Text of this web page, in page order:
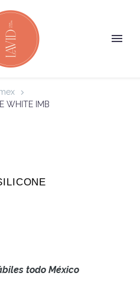
WHITE IMB
todo México